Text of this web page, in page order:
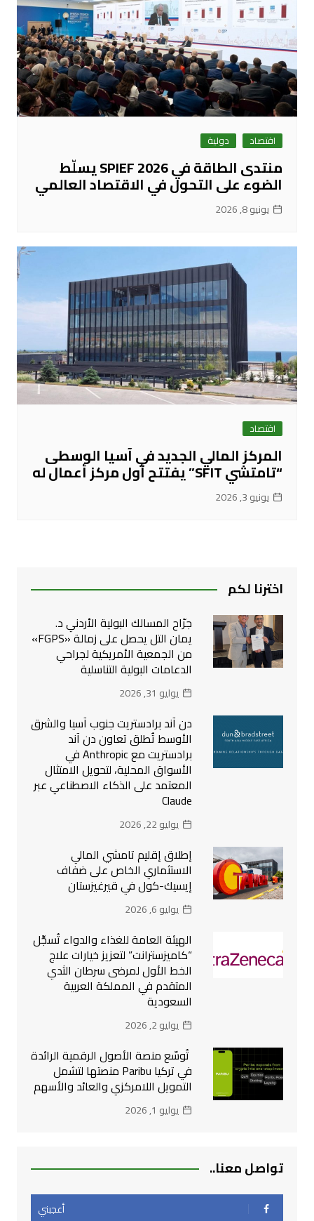
اقتصاد دولية
منتدى الطاقة في SPIEF 2026 يسلّط
الضوء على التحول في الاقتصاد العالمي
يونيو 8, 2026
اقتصاد
المركز المالي الجديد في آسيا الوسطى
“تامتشي SFIT” يفتتح أول مركز أعمال له
يونيو 3, 2026
اخترنا لكم
جرّاح المسالك البولية الأردني د.
يمان التل يحصل على زمالة «FGPS»
من الجمعية الأمريكية لجراحي
الدعامات البولية التناسلية
يوليو 31, 2026
دن آند برادستريت جنوب آسيا والشرق
الأوسط تُطلق تعاون دن آند
برادستريت مع Anthropic في
الأسواق المحلية، لتحويل الامتثال
المعتمد على الذكاء الاصطناعي عبر
Claude
يوليو 22, 2026
إطلاق إقليم تامشي المالي
الاستثماري الخاص على ضفاف
إيسيك-كول في قيرغيزستان
يوليو 6, 2026
الهيئة العامة للغذاء والدواء تُسجِّل
“كاميزسترانت” لتعزيز خيارات علاج
الخط الأول لمرضى سرطان الثدي
المتقدم في المملكة العربية
السعودية
يوليو 2, 2026
تُوسّع منصة الأصول الرقمية الرائدة
في تركيا Paribu منصتها لتشمل
التمويل اللامركزي والعائد والأسهم
يوليو 1, 2026
تواصل معنا..
أعجبني